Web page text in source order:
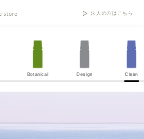
法人の方はこちら
Botanical Design Clean